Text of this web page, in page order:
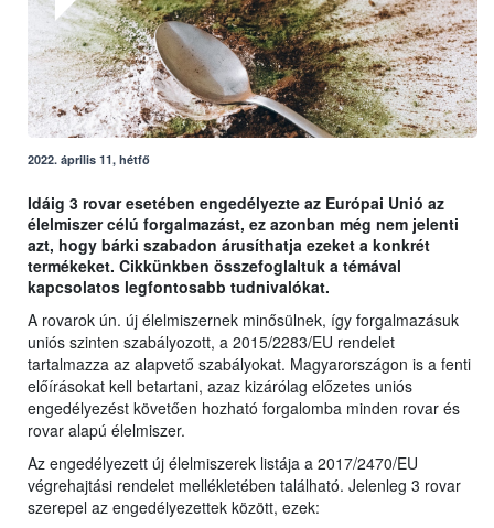
2022. április 11, hétfő
Idáig 3 rovar esetében engedélyezte az Európai Unió az
élelmiszer célú forgalmazást, ez azonban még nem jelenti
azt, hogy bárki szabadon árusíthatja ezeket a konkrét
termékeket. Cikkünkben összefoglaltuk a témával
kapcsolatos legfontosabb tudnivalókat.
A rovarok ún. új élelmiszernek minősülnek, így forgalmazásuk
uniós szinten szabályozott, a 2015/2283/EU rendelet
tartalmazza az alapvető szabályokat. Magyarországon is a fenti
előírásokat kell betartani, azaz kizárólag előzetes uniós
engedélyezést követően hozható forgalomba minden rovar és
rovar alapú élelmiszer.
Az engedélyezett új élelmiszerek listája a 2017/2470/EU
végrehajtási rendelet mellékletében található. Jelenleg 3 rovar
szerepel az engedélyezettek között, ezek: